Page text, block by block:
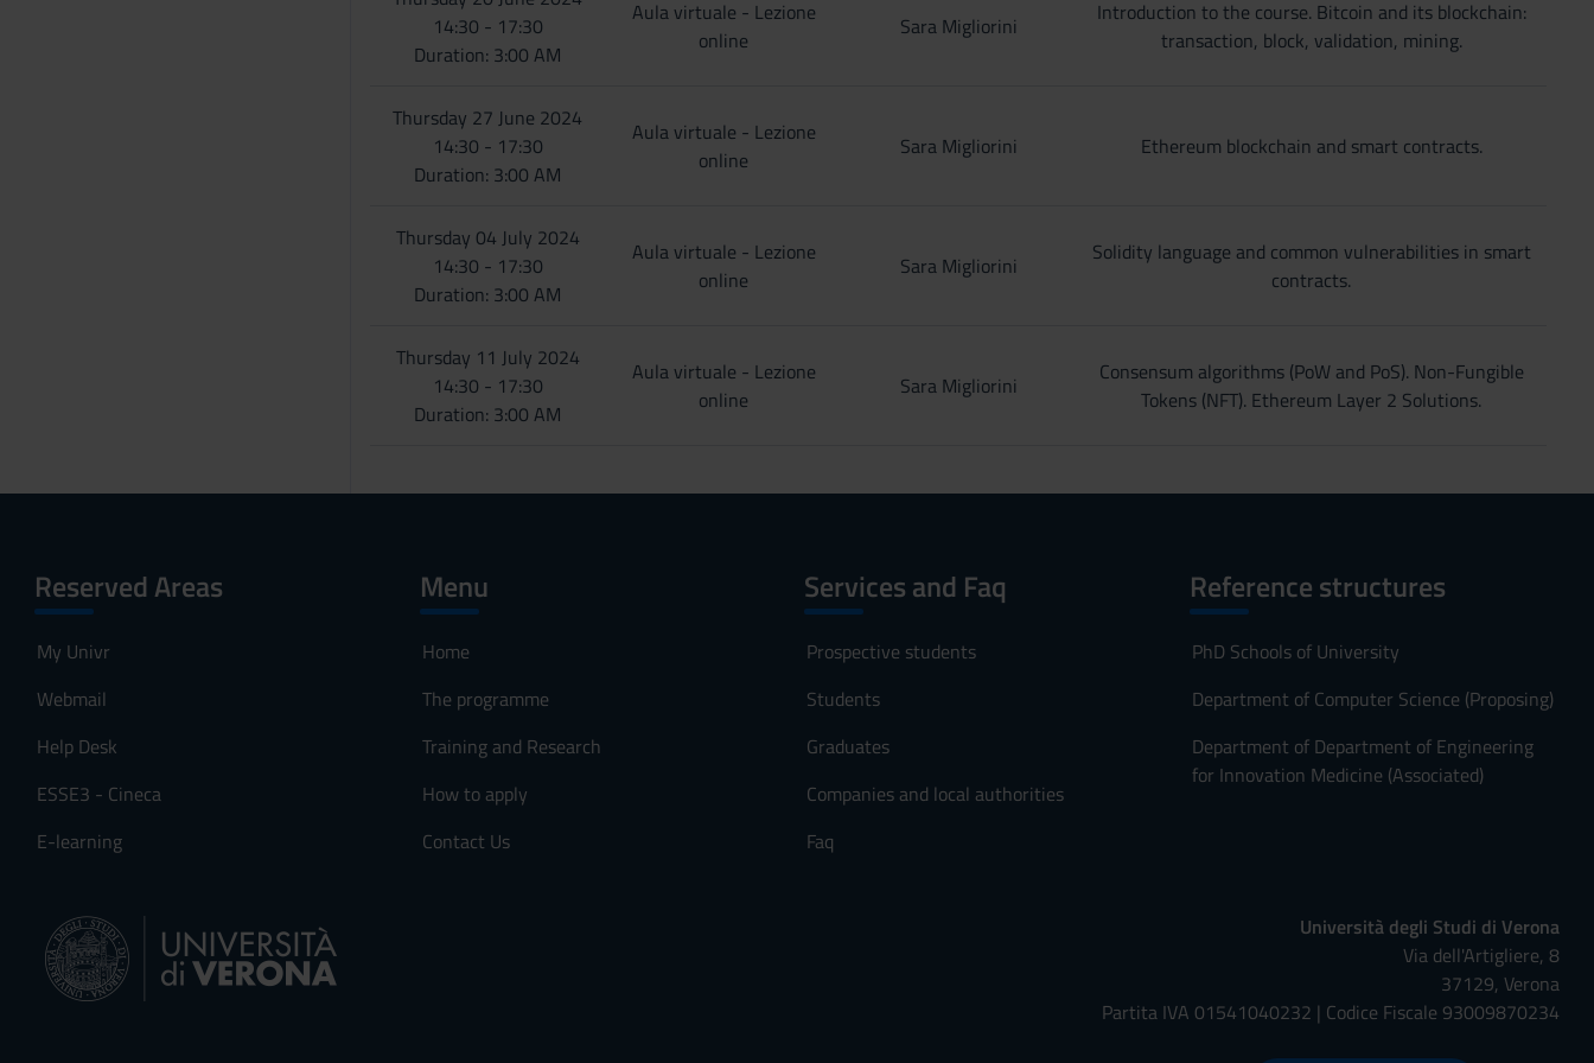
14:30 - 17:30
Duration: 3:00 AM
Aula virtuale - Lezione
online
Sara Migliorini
Introduction to the course. Bitcoin and its blockchain:
transaction, block, validation, mining.
Thursday 27 June 2024
14:30 - 17:30
Duration: 3:00 AM
Aula virtuale - Lezione
online
Sara Migliorini Ethereum blockchain and smart contracts.
Thursday 04 July 2024
14:30 - 17:30
Duration: 3:00 AM
Aula virtuale - Lezione
online
Sara Migliorini
Solidity language and common vulnerabilities in smart
contracts.
Thursday 11 July 2024
14:30 - 17:30
Duration: 3:00 AM
Aula virtuale - Lezione
online
Sara Migliorini
Consensum algorithms (PoW and PoS). Non-Fungible
Tokens (NFT). Ethereum Layer 2 Solutions.
Reserved Areas
My Univr
Webmail
Help Desk
ESSE3 - Cineca
E-learning
Menu
Home
The programme
Training and Research
How to apply
Contact Us
Services and Faq
Prospective students
Students
Graduates
Companies and local authorities
Faq
Reference structures
PhD Schools of University
Department of Computer Science (Proposing)
Department of Department of Engineering
for Innovation Medicine (Associated)
Università degli Studi di Verona
Via dell'Artigliere, 8
37129, Verona
Partita IVA 01541040232 | Codice Fiscale 93009870234